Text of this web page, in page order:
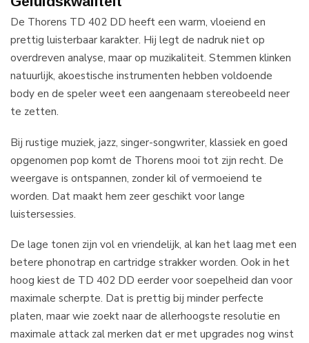
De Thorens TD 402 DD heeft een warm, vloeiend en
prettig luisterbaar karakter. Hij legt de nadruk niet op
overdreven analyse, maar op muzikaliteit. Stemmen klinken
natuurlijk, akoestische instrumenten hebben voldoende
body en de speler weet een aangenaam stereobeeld neer
te zetten.
Bij rustige muziek, jazz, singer-songwriter, klassiek en goed
opgenomen pop komt de Thorens mooi tot zijn recht. De
weergave is ontspannen, zonder kil of vermoeiend te
worden. Dat maakt hem zeer geschikt voor lange
luistersessies.
De lage tonen zijn vol en vriendelijk, al kan het laag met een
betere phonotrap en cartridge strakker worden. Ook in het
hoog kiest de TD 402 DD eerder voor soepelheid dan voor
maximale scherpte. Dat is prettig bij minder perfecte
platen, maar wie zoekt naar de allerhoogste resolutie en
maximale attack zal merken dat er met upgrades nog winst